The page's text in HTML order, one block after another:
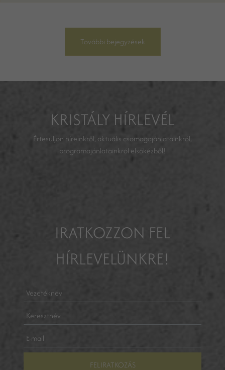
További bejegyzések
KRISTÁLY HÍRLEVÉL
Értesüljön híreinkről, aktuális csomagajánlatainkról,
programajánlatainkról elsőkézből!
IRATKOZZON FEL
HÍRLEVELÜNKRE!
FELIRATKOZÁS